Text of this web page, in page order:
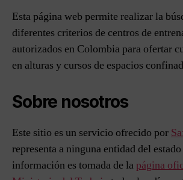
Esta página web permite realizar la
diferentes criterios de centros de
autorizados en Colombia para ofertar
en alturas y cursos de espacios
Sobre nosotros
Este sitio es un servicio ofrecido por
representa a ninguna entidad del
información es tomada de la página